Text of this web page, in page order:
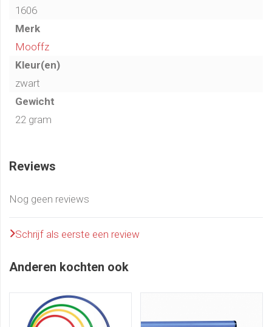
1606
Merk
Mooffz
Kleur(en)
zwart
Gewicht
22 gram
Reviews
Nog geen reviews
Schrijf als eerste een review
Anderen kochten ook